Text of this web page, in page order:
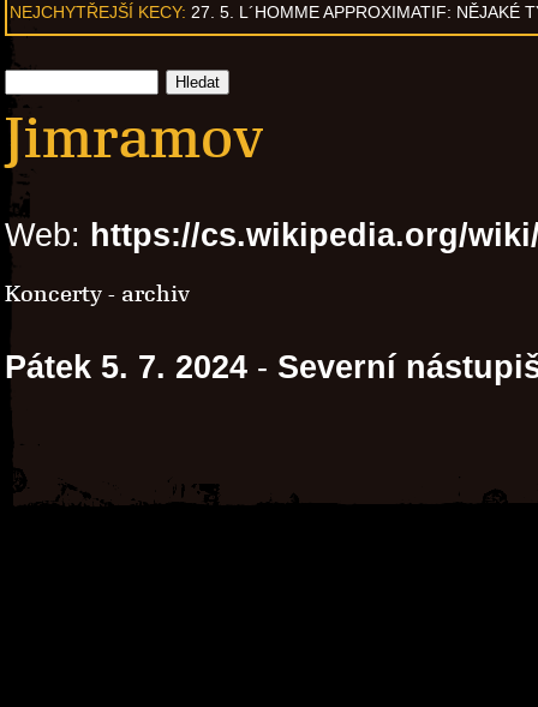
NEJCHYTŘEJŠÍ KECY: 27. 5. L´HOMME APPROXIMATIF: NĚJAKÉ
Jimramov
Web: https://cs.wikipedia.org/
Koncerty - archiv
Pátek 5. 7. 2024 - Severní